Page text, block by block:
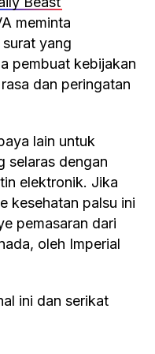
meminta
yang
pembuat kebijakan
dan peringatan
lain untuk
selaras dengan
elektronik. Jika
kesehatan palsu ini
pemasaran dari
oleh Imperial
ini dan serikat